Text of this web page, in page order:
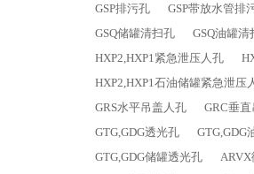
GSP排污孔 GSP带放水管排
GSQ储罐清扫孔
GSQ油罐清
HXP2,HXP1紧急泄压人孔
HXP2,HXP1石油储罐紧急泄压
GRS水平吊盖人孔
GRC垂
GTG,GDG透光孔
GTG,GDG
GTG,GDG储罐透光孔
ARVX